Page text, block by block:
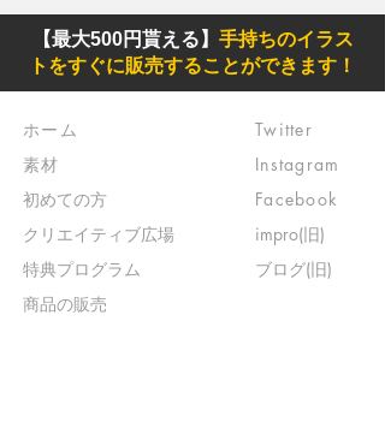
【最大500円貰える】 手持ちのイラス
トをすぐに販売することができます！
ホーム
素材
初めての方
​クリエイティブ広場
​特典プログラム
​商品の販売
Twitter
Instagram
Facebook
impro(旧)​
ブログ(旧)